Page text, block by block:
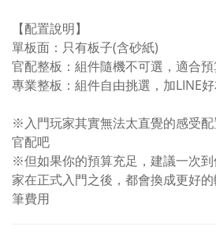
【配置說明】
單板面：只有板子(含砂紙)
官配整板：組件隨機不可選，適合
專業整板：組件自由挑選，加LINE
※入門玩家其實無法太直覺的感受
官配吧
※但如果你的預算充足，建議一次
家在正式入門之後，都會換成更好
筆費用